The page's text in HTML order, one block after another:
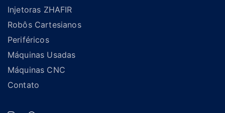
Injetoras ZHAFIR
Robôs Cartesianos
Periféricos
Máquinas Usadas
Máquinas CNC
Contato